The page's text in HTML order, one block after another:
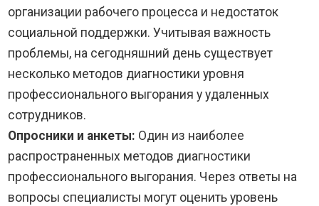
организации рабочего процесса и недостаток
социальной поддержки. Учитывая важность
проблемы, на сегодняшний день существует
несколько методов диагностики уровня
профессионального выгорания у удаленных
сотрудников.
Опросники и анкеты: Один из наиболее
распространенных методов диагностики
профессионального выгорания. Через ответы на
вопросы специалисты могут оценить уровень